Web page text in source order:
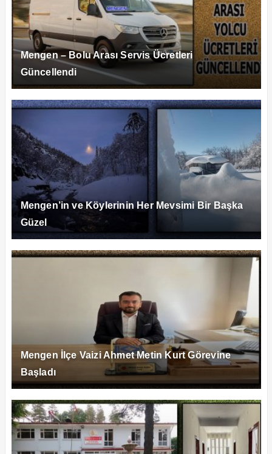
Mengen – Bolu Arası Servis Ücretleri
Güncellendi
Mengen’in ve Köylerinin Her Mevsimi Bir Başka
Güzel
Mengen İlçe Vaizi Ahmet Metin Kurt Görevine
Başladı